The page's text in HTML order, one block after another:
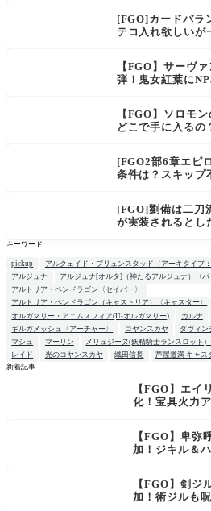
[FGO]カードバラ
テコ入れ欲しいが
【FGO】サーヴ
弾！鬼女紅葉に
【FGO】ソロモ
どこで手に入るの
[FGO2部6章エピ
条件は？スキップ
[FGO]劉備は二刀
が実装されるとし
キーワード
pickup
アルクェイド・ブリュンスタッド（アーキタイプ
アルジュナ
アルジュナ[オルタ]（神たるアルジュナ）〈バ
アルトリア・ペンドラゴン〈セイバー〉
アルトリア・ペンドラゴン（キャストリア）〈キャスター〉
オルガマリー・アニムスフィア(U-オルガマリー)
カルナ
ギルガメッシュ〈アーチャー〉
コヤンスカヤ ダヴィン
マシュ
マーリン メリュジーヌ(妖精騎士ランスロット)
レイド
光のコヤンスカヤ 織田信長
芦屋道満 キャス
新着記事
【FGO】エイ
化！宝具火力
【FGO】卑弥
加！ジキル＆
【FGO】剣ジ
加！術ジルも